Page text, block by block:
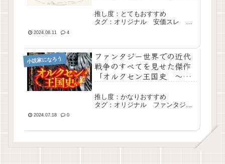
推し度：とてもおすすめ
タグ：オリジナル 安価スレ 内
2024.08.11 4
小説家になろう
ファンタジー世界での近代
戦争のすべてを見せた傑作
「オルクセン王国史 ～野
して平和なエルフの国を焼
き払うに至ったか～」
推し度：かなりおすすめ
タグ：オリジナル ファンタジ
2024.07.18 0